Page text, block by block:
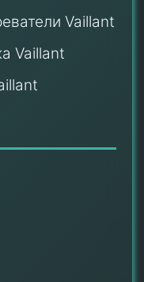
Vaillant
Vaillant